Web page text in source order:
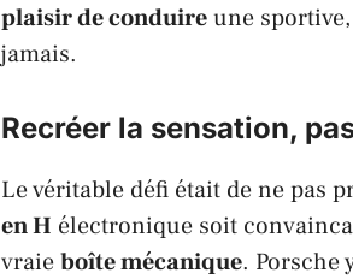
plaisir de conduireune
jamais.
Recréer la sensation,
Le véritable défi était de ne pas
en H électronique soit
vraieboîte mécanique. Porsche